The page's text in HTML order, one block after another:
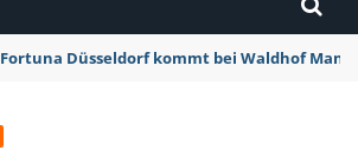
Fortuna Düsseldorf kommt bei Waldhof